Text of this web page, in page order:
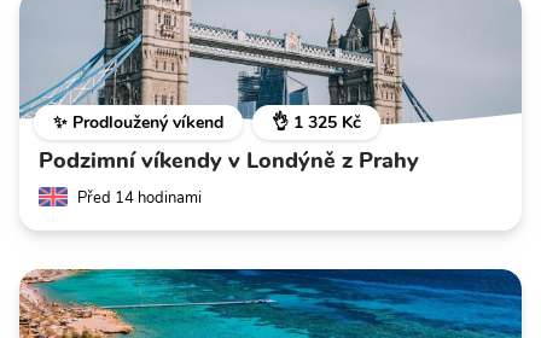
✨ Prodloužený víkend 👌 1 325 Kč
Podzimní víkendy v Londýně z Prahy
Před 14 hodinami